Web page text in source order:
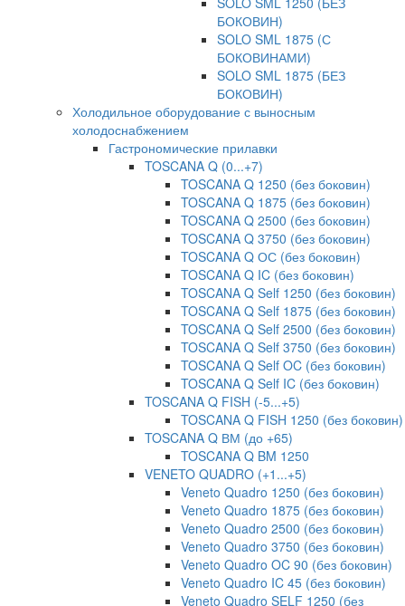
БОКОВИН)
SOLO SML 1875 (С
БОКОВИНАМИ)
SOLO SML 1875 (БЕЗ
БОКОВИН)
Холодильное оборудование с выносным
холодоснабжением
Гастрономические прилавки
TOSCANA Q (0...+7)
TOSCANA Q 1250 (без боковин)
TOSCANA Q 1875 (без боковин)
TOSCANA Q 2500 (без боковин)
TOSCANA Q 3750 (без боковин)
TOSCANA Q ОС (без боковин)
TOSCANA Q IC (без боковин)
TOSCANA Q Self 1250 (без боковин)
TOSCANA Q Self 1875 (без боковин)
TOSCANA Q Self 2500 (без боковин)
TOSCANA Q Self 3750 (без боковин)
TOSCANA Q Self OC (без боковин)
TOSCANA Q Self IC (без боковин)
TOSCANA Q FISH (-5...+5)
TOSCANA Q FISH 1250 (без боковин)
TOSCANA Q ВМ (до +65)
TOSCANA Q BM 1250
VENETO QUADRO (+1...+5)
Veneto Quadro 1250 (без боковин)
Veneto Quadro 1875 (без боковин)
Veneto Quadro 2500 (без боковин)
Veneto Quadro 3750 (без боковин)
Veneto Quadro OC 90 (без боковин)
Veneto Quadro IC 45 (без боковин)
Veneto Quadro SELF 1250 (без